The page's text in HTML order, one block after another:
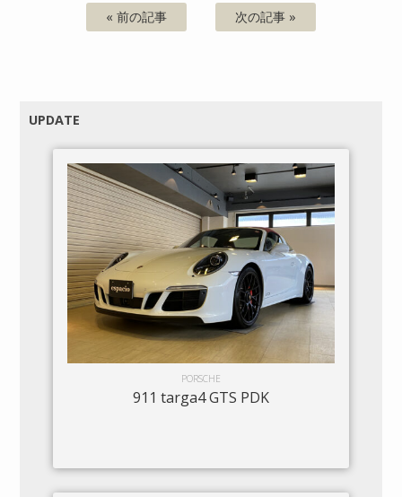
« 前の記事 次の記事 »
UPDATE
PORSCHE
911 targa4 GTS PDK